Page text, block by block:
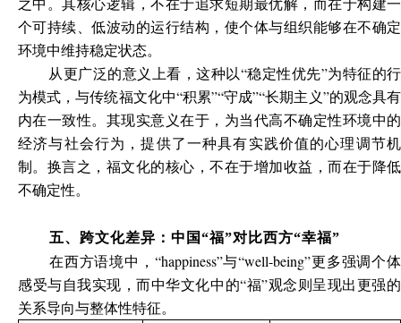
个可持续、低波动的运行结构，使个体与组织能够在不确定
环境中维持稳定状态。
从更广泛的意义上看，这种以“稳定性优先”为特征的行
为模式，与传统福文化中“积累”“守成”“长期主义”的观念具有
内在一致性。其现实意义在于，为当代高不确定性环境中的
经济与社会行为，提供了一种具有实践价值的心理调节机
制。换言之，福文化的核心，不在于增加收益，而在于降低
不确定性。
五、跨文化差异：中国“福”对比西方“幸福”
在西方语境中，“happiness”与“well-being”更多强调个体
感受与自我实现，而中华文化中的“福”观念则呈现出更强的
关系导向与整体性特征。